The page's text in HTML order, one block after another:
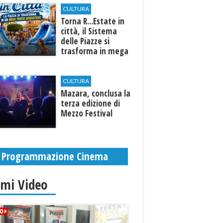
CULTURA
Torna R...Estate in
città, il Sistema
delle Piazze si
trasforma in mega
CULTURA
​Mazara, conclusa la
terza edizione di
Mezzo Festival
Programmazione Cinema
Video